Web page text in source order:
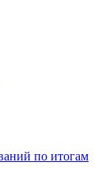
по итогам